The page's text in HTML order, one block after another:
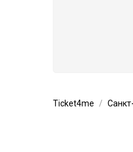
Ticket4me